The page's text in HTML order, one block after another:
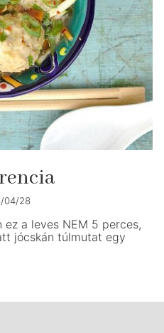
04/28
ez a leves NEM 5 perces,
jócskán túlmutat egy